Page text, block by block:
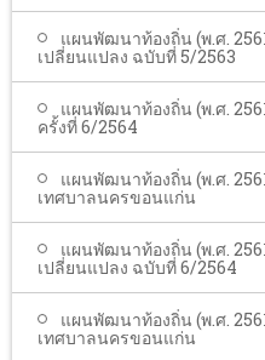
แผนพัฒนาท้องถิ่น (พ.ศ.
เปลี่ยนแปลง ฉบับที่ 5/2563
แผนพัฒนาท้องถิ่น (พ.ศ.
ครั้งที่ 6/2564
แผนพัฒนาท้องถิ่น (พ.ศ.
เทศบาลนครขอนแก่น
แผนพัฒนาท้องถิ่น (พ.ศ.
เปลี่ยนแปลง ฉบับที่ 6/2564
แผนพัฒนาท้องถิ่น (พ.ศ.
เทศบาลนครขอนแก่น